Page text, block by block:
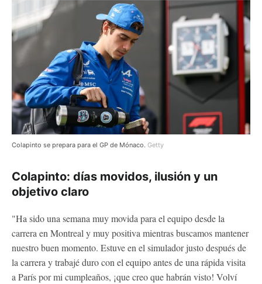
Colapinto se prepara para el GP de Mónaco. Getty
Colapinto: días movidos, ilusión y un
objetivo claro
"Ha sido una semana muy movida para el equipo desde la
carrera en Montreal y muy positiva mientras buscamos mantener
nuestro buen momento. Estuve en el simulador justo después de
la carrera y trabajé duro con el equipo antes de una rápida visita
a París por mi cumpleaños, ¡que creo que habrán visto! Volví